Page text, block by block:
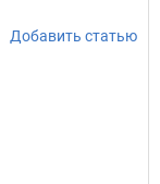
Добавить статью